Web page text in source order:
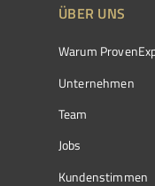
ÜBER UNS
Warum
Unternehmen
Team
Jobs
Kundenstimmen